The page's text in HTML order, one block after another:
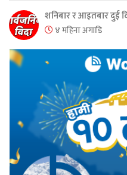
शनिबार र आइतबार दुई
४ महिना अगाडि